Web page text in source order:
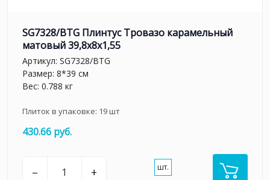
SG7328/BTG Плинтус Тровазо карамельный
матовый 39,8x8x1,55
Артикул: SG7328/BTG
Размер: 8*39 см
Вес: 0.788 кг
Плиток в упаковке: 19шт
430.66 руб.
– + шт.